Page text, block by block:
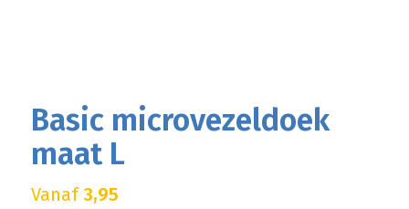
Basic microvezeldoek
maat L
Vanaf 3,95